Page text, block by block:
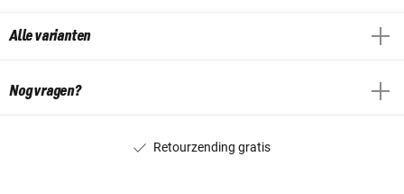
Alle varianten
Nog vragen?
Retourzending gratis